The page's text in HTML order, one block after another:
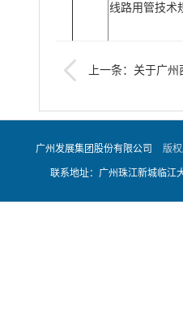
线路用管技术
果钢管钢级适
于所有其它钢
上一条：关于广
广州发展集团股份有限公司 版
联系地址：广州珠江新城临江